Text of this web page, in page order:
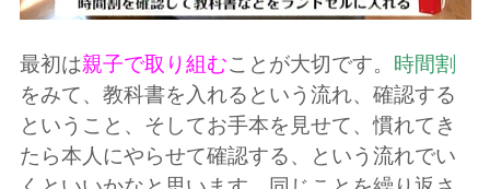
最初は親子で取り組むことが大切です。 時間割
をみて、教科書を入れるという流れ、確認する
ということ、そしてお手本を見せて、慣れてき
たら本人にやらせて確認する、という流れでい